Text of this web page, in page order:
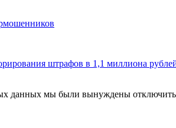
штрафов в 1,1 миллиона
данных мы были вынуждены отключить